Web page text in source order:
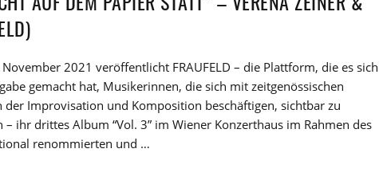
2021 veröffentlicht FRAUFELD – die Plattform, die es sich
gemacht hat, Musikerinnen, die sich mit zeitgenössischen
der Improvisation und Komposition beschäftigen, sichtbar zu
– ihr drittes Album “Vol. 3” im Wiener Konzerthaus im Rahmen des
renommierten und …